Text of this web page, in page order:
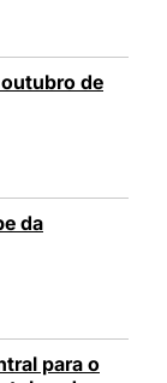
de
da
para o